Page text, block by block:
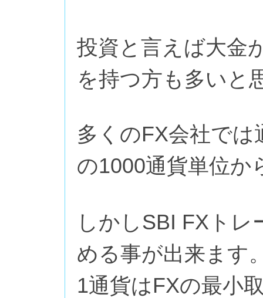
投資と言えば大金
を持つ方も多いと
多くのFX会社では
の1000通貨単位か
しかしSBI FXトレ
める事が出来ます
1通貨はFXの最小